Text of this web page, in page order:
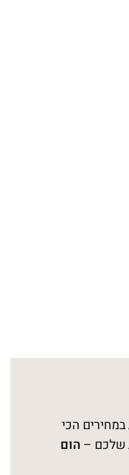
הכי
שלכם – הום